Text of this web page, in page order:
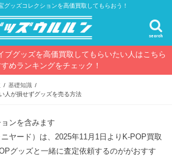
グッズコレクションを高価買取してもらおう！
search
ブグッズを高価買取してもらいたい人はこちら
めランキングをチェック！
基礎知識
人が損せずグッズを売る方法
ンを含みます
ヤード）は、2025年11月1日よりK-POP買取
グッズと一緒に査定依頼するのががおすす